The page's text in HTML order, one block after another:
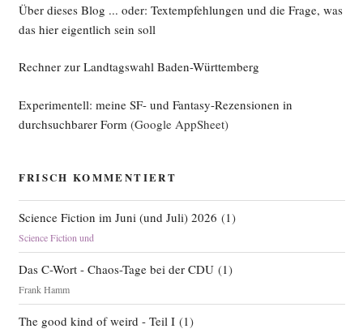
Über dieses Blog ... oder: Textempfehlungen und die Frage, was
das hier eigentlich sein soll
Rechner zur Landtagswahl Baden-Württemberg
Experimentell: meine SF- und Fantasy-Rezensionen in
durchsuchbarer Form (Google AppSheet)
FRISCH KOMMENTIERT
Science Fiction im Juni (und Juli) 2026 (1)
Science Fiction und
Das C-Wort - Chaos-Tage bei der CDU(1)
Frank Hamm
The good kind of weird - Teil I(1)